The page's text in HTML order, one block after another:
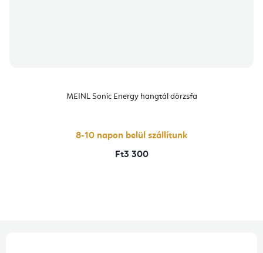
MEINL Sonic Energy hangtál dörzsfa
8-10 napon belül szállítunk
Ft3 300